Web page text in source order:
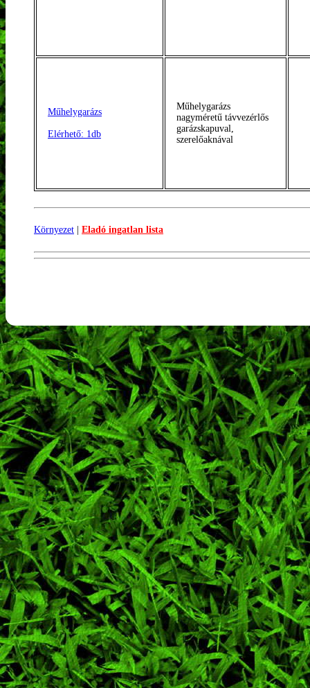
Műhelygarázs
Elérhető: 1db
Műhelygarázs
nagyméretű távvezérlős
garázskapuval,
szerelőaknával
Környezet Eladó ingatlan lista